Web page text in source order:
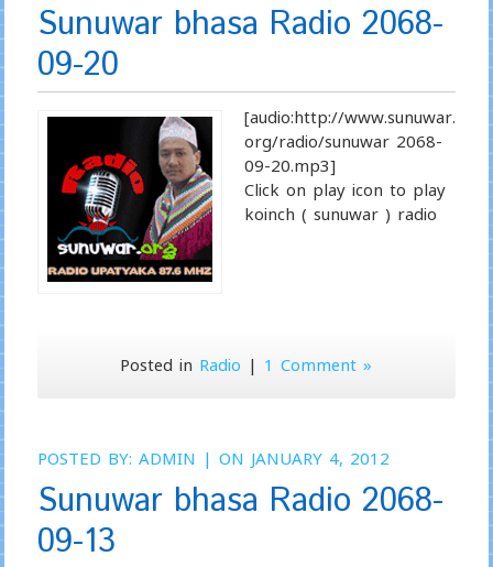
Sunuwar bhasa Radio 2068-
09-20
[audio:http://www.sunuwar.
org/radio/sunuwar 2068-
09-20.mp3]
Click on play icon to play
koinch ( sunuwar ) radio
Posted in Radio | 1 Comment »
POSTED BY: ADMIN | ON JANUARY 4, 2012
Sunuwar bhasa Radio 2068-
09-13